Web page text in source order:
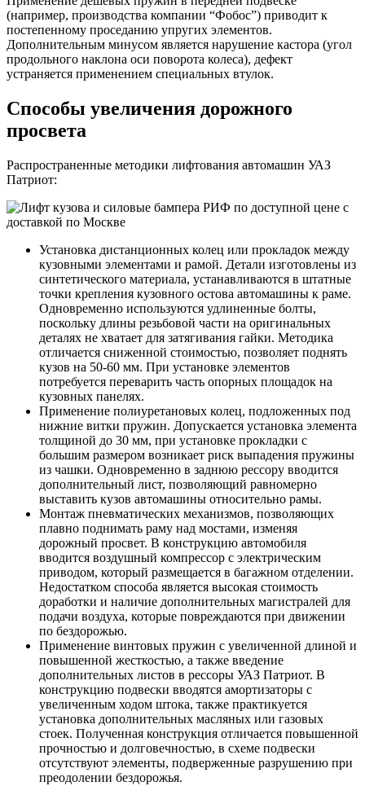
(например, производства компании “Фобос”) приводит к
постепенному проседанию упругих элементов.
Дополнительным минусом является нарушение кастора (угол
продольного наклона оси поворота колеса), дефект
устраняется применением специальных втулок.
Способы увеличения дорожного
просвета
Распространенные методики лифтования автомашин УАЗ
Патриот:
Установка дистанционных колец или прокладок между
кузовными элементами и рамой. Детали изготовлены из
синтетического материала, устанавливаются в штатные
точки крепления кузовного остова автомашины к раме.
Одновременно используются удлиненные болты,
поскольку длины резьбовой части на оригинальных
деталях не хватает для затягивания гайки. Методика
отличается сниженной стоимостью, позволяет поднять
кузов на 50-60 мм. При установке элементов
потребуется переварить часть опорных площадок на
кузовных панелях.
Применение полиуретановых колец, подложенных под
нижние витки пружин. Допускается установка элемента
толщиной до 30 мм, при установке прокладки с
большим размером возникает риск выпадения пружины
из чашки. Одновременно в заднюю рессору вводится
дополнительный лист, позволяющий равномерно
выставить кузов автомашины относительно рамы.
Монтаж пневматических механизмов, позволяющих
плавно поднимать раму над мостами, изменяя
дорожный просвет. В конструкцию автомобиля
вводится воздушный компрессор с электрическим
приводом, который размещается в багажном отделении.
Недостатком способа является высокая стоимость
доработки и наличие дополнительных магистралей для
подачи воздуха, которые повреждаются при движении
по бездорожью.
Применение винтовых пружин с увеличенной длиной и
повышенной жесткостью, а также введение
дополнительных листов в рессоры УАЗ Патриот. В
конструкцию подвески вводятся амортизаторы с
увеличенным ходом штока, также практикуется
установка дополнительных масляных или газовых
стоек. Полученная конструкция отличается повышенной
прочностью и долговечностью, в схеме подвески
отсутствуют элементы, подверженные разрушению при
преодолении бездорожья.